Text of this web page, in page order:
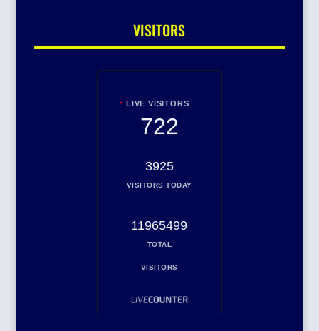
VISITORS
LIVE VISITORS
722
3925
VISITORS TODAY
11965499
TOTAL
VISITORS